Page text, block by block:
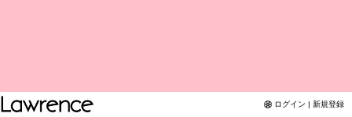
ログイン | 新規登録